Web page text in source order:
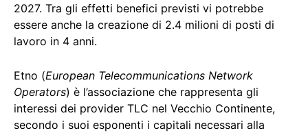
2027. Tra gli effetti benefici previsti vi potrebbe
essere anche la creazione di 2.4 milioni di posti di
lavoro in 4 anni.
Etno (European Telecommunications Network
Operators) è l’associazione che rappresenta gli
interessi dei provider TLC nel Vecchio Continente,
secondo i suoi esponenti i capitali necessari alla